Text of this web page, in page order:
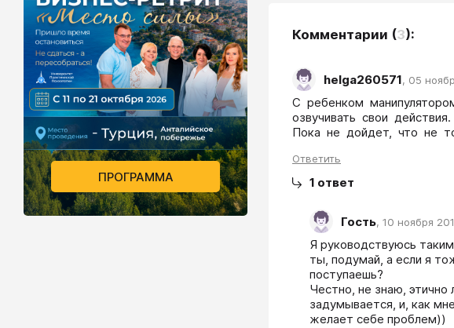
Комментарии (3):
helga260571, 05
С  ребенком
озвучивать  свои
Пока  не  дойдет,  что  не
Ответить
1 ответ
Гость, 10 ноября
Я руководствуюсь
ты, подумай, а если я
поступаешь?
Честно, не знаю, этично
задумывается, и, как
желает себе проблем))
ПРОГРАММА